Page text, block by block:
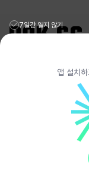
리그오브레전드 전적검
전략적팀전투 TFT 전적
메이플스토리 종합통계
배틀그라운드 전적검색
이터널 리턴 전적검색
7일간 열지 않기
앱 설치